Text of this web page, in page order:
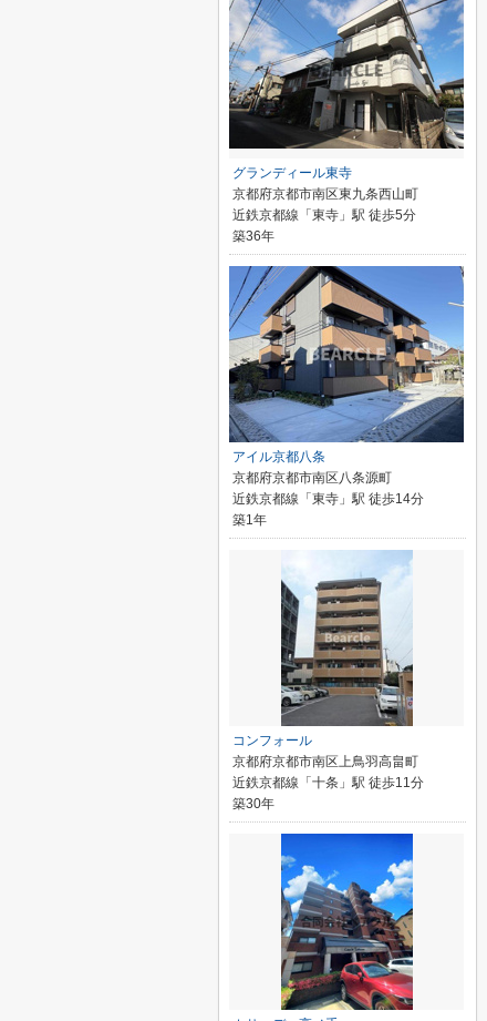
グランディール東寺
京都府京都市南区東九条西山町
近鉄京都線「東寺」駅 徒歩5分
築36年
アイル京都八条
京都府京都市南区八条源町
近鉄京都線「東寺」駅 徒歩14分
築1年
コンフォール
京都府京都市南区上鳥羽高畠町
近鉄京都線「十条」駅 徒歩11分
築30年